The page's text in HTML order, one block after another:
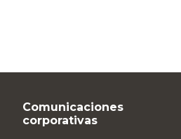
Comunicaciones
corporativas